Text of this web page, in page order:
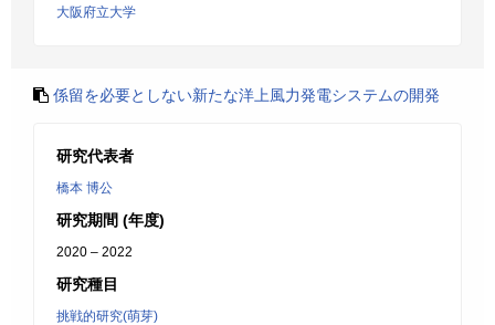
大阪府立大学
係留を必要としない新たな洋上風力発電システムの開発
研究代表者
橋本 博公
研究期間 (年度)
2020 – 2022
研究種目
挑戦的研究(萌芽)